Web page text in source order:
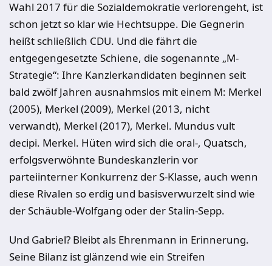
Wahl 2017 für die Sozialdemokratie verlorengeht, ist
schon jetzt so klar wie Hechtsuppe. Die Gegnerin
heißt schließlich CDU. Und die fährt die
entgegengesetzte Schiene, die sogenannte „M-
Strategie“: Ihre Kanzlerkandidaten beginnen seit
bald zwölf Jahren ausnahmslos mit einem M: Merkel
(2005), Merkel (2009), Merkel (2013, nicht
verwandt), Merkel (2017), Merkel. Mundus vult
decipi. Merkel. Hüten wird sich die oral-, Quatsch,
erfolgsverwöhnte Bundeskanzlerin vor
parteiinterner Konkurrenz der S-Klasse, auch wenn
diese Rivalen so erdig und basisverwurzelt sind wie
der Schäuble-Wolfgang oder der Stalin-Sepp.
Und Gabriel? Bleibt als Ehrenmann in Erinnerung.
Seine Bilanz ist glänzend wie ein Streifen